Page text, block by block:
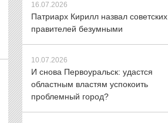
16.07.2026
Патриарх Кирилл назвал советских
правителей безумными
10.07.2026
И снова Первоуральск: удастся
областным властям успокоить
проблемный город?